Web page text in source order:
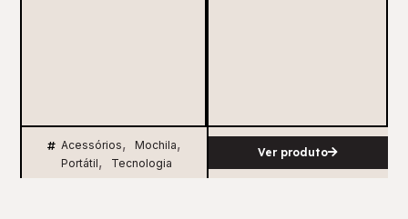
Acessórios, Mochila,
Portátil, Tecnologia
Ver produto